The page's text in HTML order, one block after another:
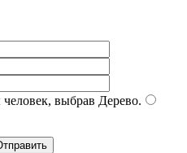
выбрав Дерево.